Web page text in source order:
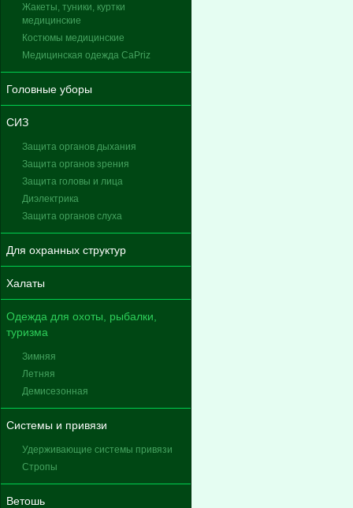
Жакеты, туники, куртки
медицинские
Костюмы медицинские
Медицинская одежда CaPriz
Головные уборы
СИЗ
Защита органов дыхания
Защита органов зрения
Защита головы и лица
Диэлектрика
Защита органов слуха
Для охранных структур
Халаты
Одежда для охоты, рыбалки,
туризма
Зимняя
Летняя
Демисезонная
Системы и привязи
Удерживающие системы привязи
Стропы
Ветошь